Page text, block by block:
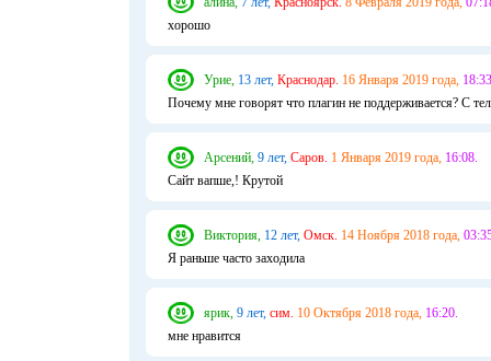
хорошо
Урие, 13 лет, Краснодар. 16 Января 2019 года,
Почему мне говорят что плагин не поддерживается? С
Арсений, 9 лет, Саров. 1 Января 2019 года, 16:08.
Сайт вапше,! Крутой
Виктория, 12 лет, Омск. 14 Ноября 2018 года,
Я раньше часто заходила
ярик, 9 лет, сим. 10 Октября 2018 года, 16:20.
мне нравится